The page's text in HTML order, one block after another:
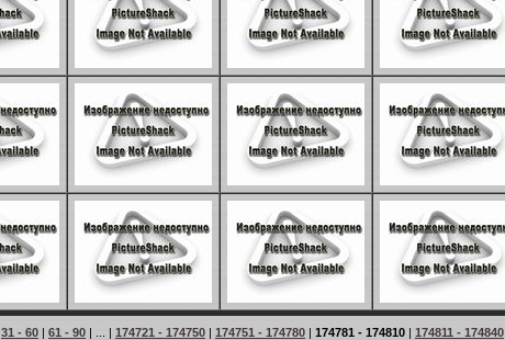
31 - 60 | 61 - 90 | ... | 174721 - 174750 | 174751 - 174780 | 174781 - 174810 | 174811 - 174840